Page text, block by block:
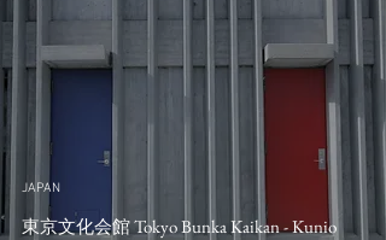
東京文化会館 Tokyo Bunka Kaikan - Kunio
JAPAN